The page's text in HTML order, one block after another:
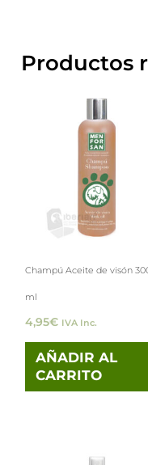
Productos
Champú Aceite de visón
ml
4,95€ IVA Inc.
AÑADIR AL
CARRITO